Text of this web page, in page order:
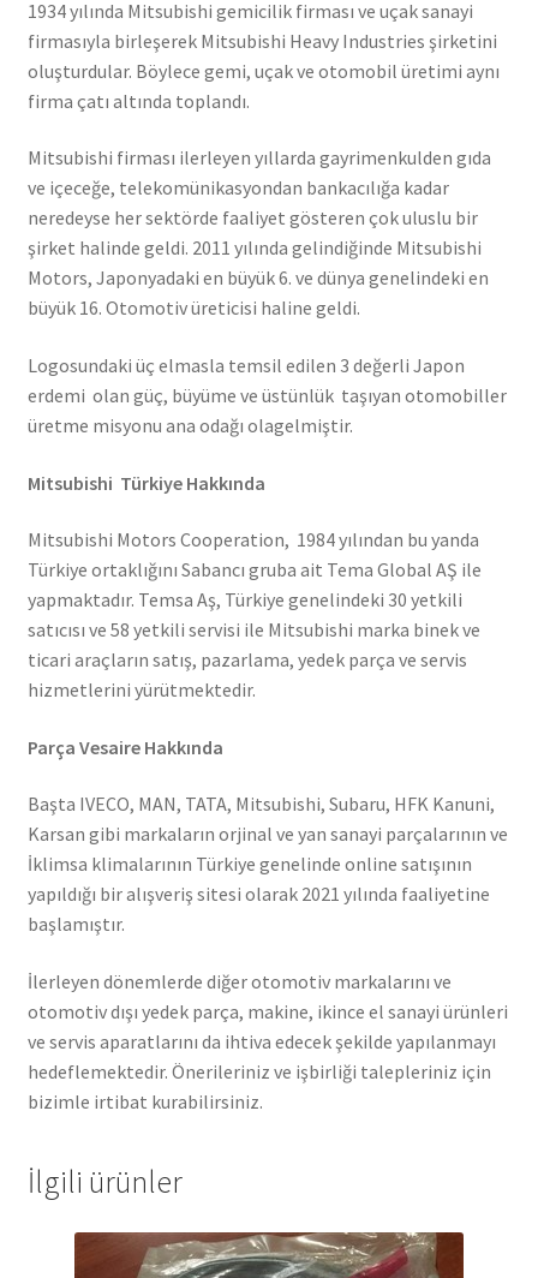
1934 yılında Mitsubishi gemicilik firması ve uçak sanayi
firmasıyla birleşerek Mitsubishi Heavy Industries şirketini
oluşturdular. Böylece gemi, uçak ve otomobil üretimi aynı
firma çatı altında toplandı.
Mitsubishi firması ilerleyen yıllarda gayrimenkulden gıda
ve içeceğe, telekomünikasyondan bankacılığa kadar
neredeyse her sektörde faaliyet gösteren çok uluslu bir
şirket halinde geldi. 2011 yılında gelindiğinde Mitsubishi
Motors, Japonyadaki en büyük 6. ve dünya genelindeki en
büyük 16. Otomotiv üreticisi haline geldi.
Logosundaki üç elmasla temsil edilen 3 değerli Japon
erdemi olan güç, büyüme ve üstünlük taşıyan otomobiller
üretme misyonu ana odağı olagelmiştir.
Mitsubishi Türkiye Hakkında
Mitsubishi Motors Cooperation, 1984 yılından bu yanda
Türkiye ortaklığını Sabancı gruba ait Tema Global AŞ ile
yapmaktadır. Temsa Aş, Türkiye genelindeki 30 yetkili
satıcısı ve 58 yetkili servisi ile Mitsubishi marka binek ve
ticari araçların satış, pazarlama, yedek parça ve servis
hizmetlerini yürütmektedir.
Parça Vesaire Hakkında
Başta IVECO, MAN, TATA, Mitsubishi, Subaru, HFK Kanuni,
Karsan gibi markaların orjinal ve yan sanayi parçalarının ve
İklimsa klimalarının Türkiye genelinde online satışının
yapıldığı bir alışveriş sitesi olarak 2021 yılında faaliyetine
başlamıştır.
İlerleyen dönemlerde diğer otomotiv markalarını ve
otomotiv dışı yedek parça, makine, ikince el sanayi ürünleri
ve servis aparatlarını da ihtiva edecek şekilde yapılanmayı
hedeflemektedir. Önerileriniz ve işbirliği talepleriniz için
bizimle irtibat kurabilirsiniz.
İlgili ürünler